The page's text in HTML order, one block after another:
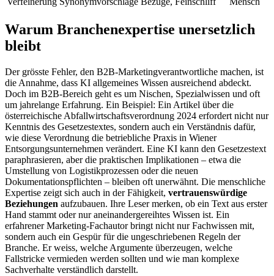
Warum Branchenexpertise unersetzlich
bleibt
Der grösste Fehler, den B2B-Marketingverantwortliche machen, ist
die Annahme, dass KI allgemeines Wissen ausreichend abdeckt.
Doch im B2B-Bereich geht es um Nischen, Spezialwissen und oft
um jahrelange Erfahrung. Ein Beispiel: Ein Artikel über die
österreichische Abfallwirtschaftsverordnung 2024 erfordert nicht nur
Kenntnis des Gesetzestextes, sondern auch ein Verständnis dafür,
wie diese Verordnung die betriebliche Praxis in Wiener
Entsorgungsunternehmen verändert. Eine KI kann den Gesetzestext
paraphrasieren, aber die praktischen Implikationen – etwa die
Umstellung von Logistikprozessen oder die neuen
Dokumentationspflichten – bleiben oft unerwähnt. Die menschliche
Expertise zeigt sich auch in der Fähigkeit, vertrauenswürdige
Beziehungen aufzubauen. Ihre Leser merken, ob ein Text aus erster
Hand stammt oder nur aneinandergereihtes Wissen ist. Ein
erfahrener Marketing-Fachautor bringt nicht nur Fachwissen mit,
sondern auch ein Gespür für die ungeschriebenen Regeln der
Branche. Er weiss, welche Argumente überzeugen, welche
Fallstricke vermieden werden sollten und wie man komplexe
Sachverhalte verständlich darstellt.